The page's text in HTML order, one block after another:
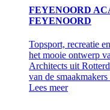
FEYENOORD
FEYENOORD
Topsport, recreatie
het mooie ontwerp
Architects uit
van de
Lees meer